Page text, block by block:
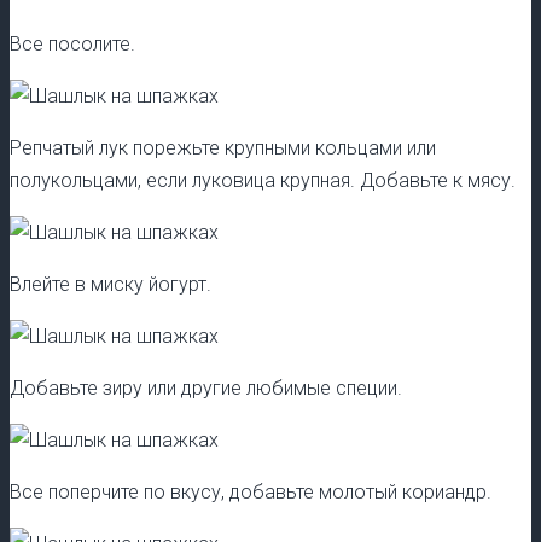
Все посолите.
Репчатый лук порежьте крупными кольцами или
полукольцами, если луковица крупная. Добавьте к мясу.
Влейте в миску йогурт.
Добавьте зиру или другие любимые специи.
Все поперчите по вкусу, добавьте молотый кориандр.